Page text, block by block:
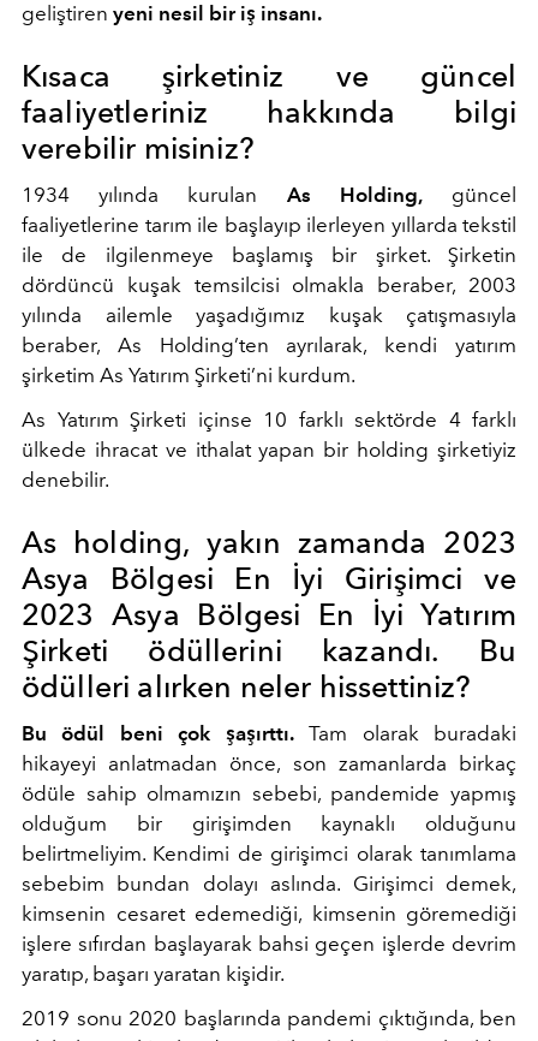
geliştiren yeni nesil bir iş insanı.
Kısaca şirketiniz ve güncel
faaliyetleriniz hakkında bilgi
verebilir misiniz?
1934 yılında kurulan As Holding,güncel
faaliyetlerine tarım ile başlayıp ilerleyen yıllarda tekstil
ile de ilgilenmeye başlamış bir şirket. Şirketin
dördüncü kuşak temsilcisi olmakla beraber, 2003
yılında ailemle yaşadığımız kuşak çatışmasıyla
beraber, As Holding’ten ayrılarak, kendi yatırım
şirketim As Yatırım Şirketi’ni kurdum.
As Yatırım Şirketi içinse 10 farklı sektörde 4 farklı
ülkede ihracat ve ithalat yapan bir holding şirketiyiz
denebilir.
As holding, yakın zamanda 2023
Asya Bölgesi En İyi Girişimci ve
2023 Asya Bölgesi En İyi Yatırım
Şirketi ödüllerini kazandı. Bu
ödülleri alırken neler hissettiniz?
Bu ödül beni çok şaşırttı.Tam olarak buradaki
hikayeyi anlatmadan önce, son zamanlarda birkaç
ödüle sahip olmamızın sebebi, pandemide yapmış
olduğum bir girişimden kaynaklı olduğunu
belirtmeliyim. Kendimi de girişimci olarak tanımlama
sebebim bundan dolayı aslında. Girişimci demek,
kimsenin cesaret edemediği, kimsenin göremediği
işlere sıfırdan başlayarak bahsi geçen işlerde devrim
yaratıp, başarı yaratan kişidir.
2019 sonu 2020 başlarında pandemi çıktığında, ben